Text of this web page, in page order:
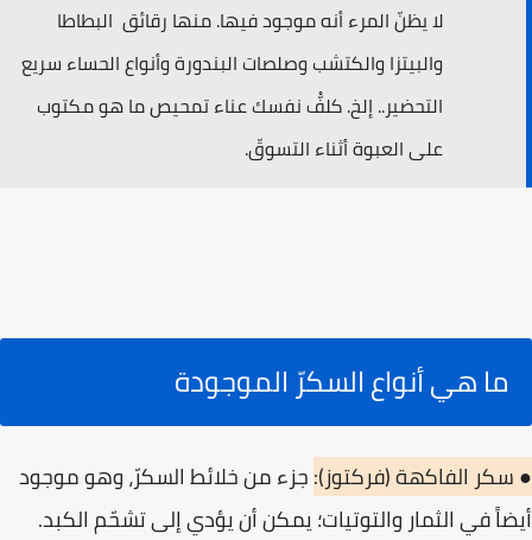
لا يظنّ المرء أنه موجود فيها. منها رقائق البطاطا
والبيتزا والكتشب وصلصات البندورة وأنواع الحساء سريع
التحضير.. إلخ. كلفّْ نفسك عناء تمحيص ما هو مكتوب
على العبوة أثناء التسوقّ.
ما هي أنواع السكرّ الموجودة
● سكر الفاكهة (فركتوز):جزء من خلائط السكرّ، وهو موجود
أيضاً في الثمار والتوتيات؛ يمكن أن يؤدي إلى تشحّم الكبد.